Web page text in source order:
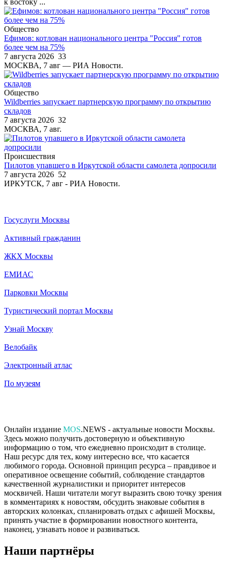
Общество
Ефимов: котлован национального центра "Россия" готов
более чем на 75%
7 августа 2026 33
МОСКВА, 7 авг — РИА Новости.
Общество
Wildberries запускает партнерскую программу по открытию
складов
7 августа 2026 32
МОСКВА, 7 авг.
Происшествия
Пилотов упавшего в Иркутской области самолета допросили
7 августа 2026 52
ИРКУТСК, 7 авг - РИА Новости.
Госуслуги Москвы
Активный гражданин
ЖКХ Москвы
ЕМИАС
Парковки Москвы
Туристический портал Москвы
Узнай Москву
Велобайк
Электронный атлас
По музеям
Онлайн издание MOS.NEWS - актуальные новости Москвы.
Здесь можно получить достоверную и объективную
информацию о том, что ежедневно происходит в столице.
Наш ресурс для тех, кому интересно все, что касается
любимого города. Основной принцип ресурса – правдивое и
оперативное освещение событий, соблюдение стандартов
качественной журналистики и приоритет интересов
москвичей. Наши читатели могут выразить свою точку зрения
в комментариях к новостям, обсудить знаковые события в
авторских колонках, спланировать отдых с афишей Москвы,
принять участие в формировании новостного контента,
наконец, узнавать новое и развиваться.
Наши партнёры